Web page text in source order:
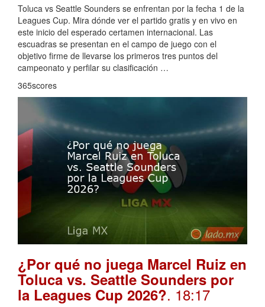
Toluca vs Seattle Sounders se enfrentan por la fecha 1 de la
Leagues Cup. Mira dónde ver el partido gratis y en vivo en
este inicio del esperado certamen internacional. Las
escuadras se presentan en el campo de juego con el
objetivo firme de llevarse los primeros tres puntos del
campeonato y perfilar su clasificación …
365scores
¿Por qué no juega Marcel Ruiz en
Toluca vs. Seattle Sounders por
la Leagues Cup 2026?. 18:17